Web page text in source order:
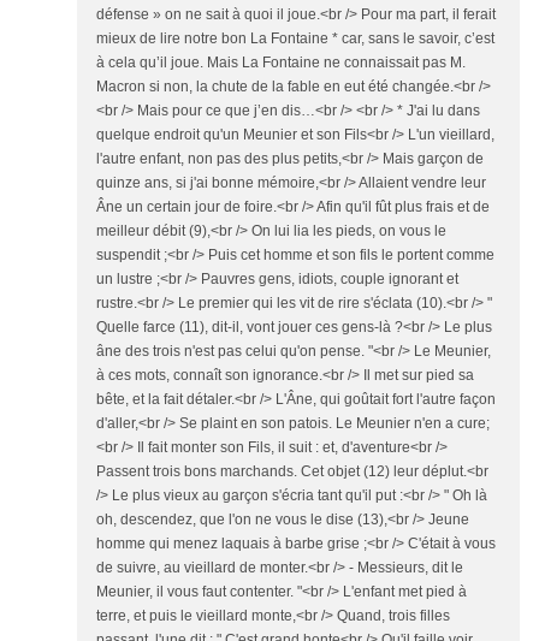
défense » on ne sait à quoi il joue.<br /> Pour ma part, il ferait
mieux de lire notre bon La Fontaine * car, sans le savoir, c’est
à cela qu’il joue. Mais La Fontaine ne connaissait pas M.
Macron si non, la chute de la fable en eut été changée.<br />
<br /> Mais pour ce que j’en dis…<br /> <br /> * J'ai lu dans
quelque endroit qu'un Meunier et son Fils<br /> L'un vieillard,
l'autre enfant, non pas des plus petits,<br /> Mais garçon de
quinze ans, si j'ai bonne mémoire,<br /> Allaient vendre leur
Âne un certain jour de foire.<br /> Afin qu'il fût plus frais et de
meilleur débit (9),<br /> On lui lia les pieds, on vous le
suspendit ;<br /> Puis cet homme et son fils le portent comme
un lustre ;<br /> Pauvres gens, idiots, couple ignorant et
rustre.<br /> Le premier qui les vit de rire s'éclata (10).<br /> "
Quelle farce (11), dit-il, vont jouer ces gens-là ?<br /> Le plus
âne des trois n'est pas celui qu'on pense. "<br /> Le Meunier,
à ces mots, connaît son ignorance.<br /> Il met sur pied sa
bête, et la fait détaler.<br /> L'Âne, qui goûtait fort l'autre façon
d'aller,<br /> Se plaint en son patois. Le Meunier n'en a cure;
<br /> Il fait monter son Fils, il suit : et, d'aventure<br />
Passent trois bons marchands. Cet objet (12) leur déplut.<br
/> Le plus vieux au garçon s'écria tant qu'il put :<br /> " Oh là
oh, descendez, que l'on ne vous le dise (13),<br /> Jeune
homme qui menez laquais à barbe grise ;<br /> C'était à vous
de suivre, au vieillard de monter.<br /> - Messieurs, dit le
Meunier, il vous faut contenter. "<br /> L'enfant met pied à
terre, et puis le vieillard monte,<br /> Quand, trois filles